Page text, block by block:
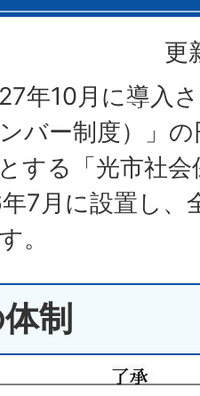
更
年10月に導入
バー制度）」
する「光市社
7月に設置し、
。
制